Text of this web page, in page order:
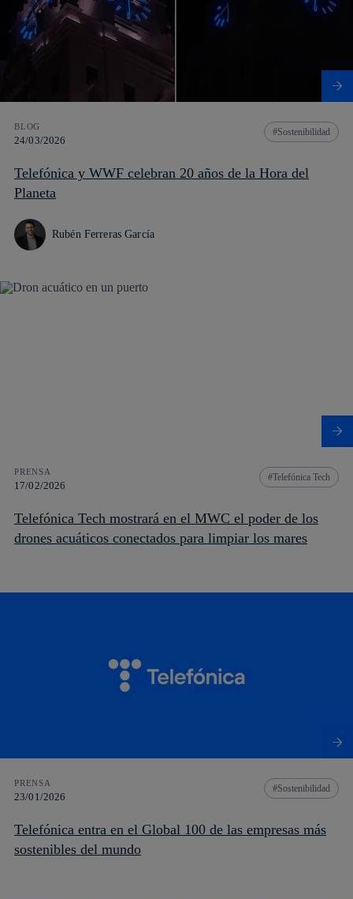
BLOG
24/03/2026
Sostenibilidad
Telefónica y WWF celebran 20 años de la Hora del
Planeta
Rubén Ferreras García
PRENSA
17/02/2026
Telefónica Tech
Telefónica Tech mostrará en el MWC el poder de los
drones acuáticos conectados para limpiar los mares
PRENSA
23/01/2026
Sostenibilidad
Telefónica entra en el Global 100 de las empresas más
sostenibles del mundo